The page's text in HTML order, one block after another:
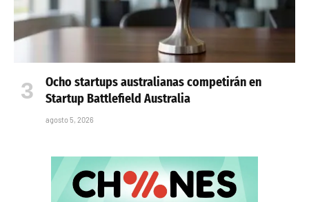
Ocho startups australianas competirán en
Startup Battlefield Australia
agosto 5, 2026